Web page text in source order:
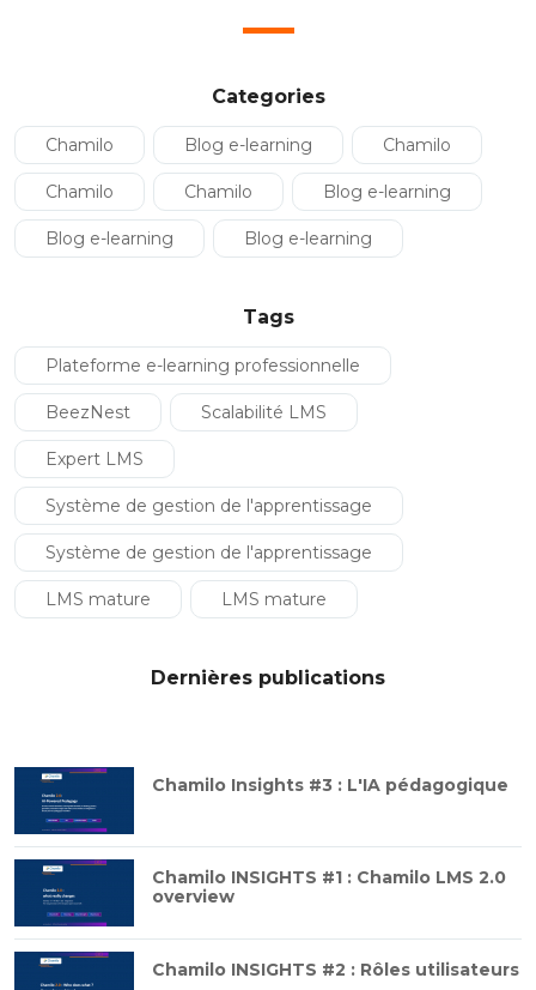
Categories
Chamilo Blog e-learning Chamilo
Chamilo Chamilo Blog e-learning
Blog e-learning Blog e-learning
Tags
Plateforme e-learning professionnelle
BeezNest Scalabilité LMS
Expert LMS
Système de gestion de l'apprentissage
Système de gestion de l'apprentissage
LMS mature LMS mature
Dernières publications
Chamilo Insights #3 : L'IA pédagogique
Chamilo INSIGHTS #1 : Chamilo LMS 2.0
overview
Chamilo INSIGHTS #2 : Rôles utilisateurs